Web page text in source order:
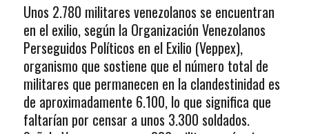
Unos 2.780 militares venezolanos se encuentran
en el exilio, según la Organización Venezolanos
Perseguidos Políticos en el Exilio (Veppex),
organismo que sostiene que el número total de
militares que permanecen en la clandestinidad es
de aproximadamente 6.100, lo que significa que
faltarían por censar a unos 3.300 soldados.